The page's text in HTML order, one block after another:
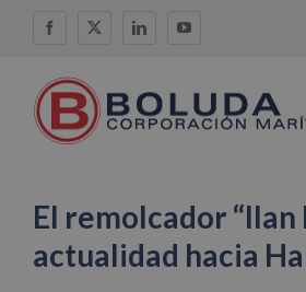
Facebook
X LinkedInYouTube
El remolcador “Ilan
actualidad hacia